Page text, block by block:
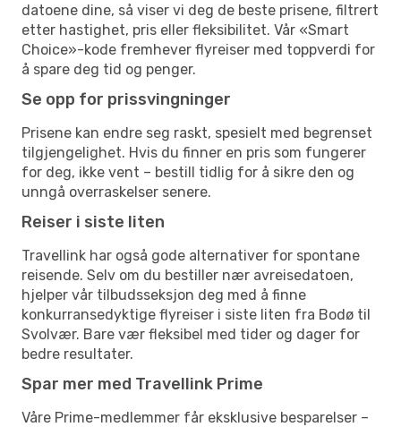
datoene dine, så viser vi deg de beste prisene, filtrert
etter hastighet, pris eller fleksibilitet. Vår «Smart
Choice»-kode fremhever flyreiser med toppverdi for
å spare deg tid og penger.
Se opp for prissvingninger
Prisene kan endre seg raskt, spesielt med begrenset
tilgjengelighet. Hvis du finner en pris som fungerer
for deg, ikke vent – bestill tidlig for å sikre den og
unngå overraskelser senere.
Reiser i siste liten
Travellink har også gode alternativer for spontane
reisende. Selv om du bestiller nær avreisedatoen,
hjelper vår tilbudsseksjon deg med å finne
konkurransedyktige flyreiser i siste liten fra Bodø til
Svolvær. Bare vær fleksibel med tider og dager for
bedre resultater.
Spar mer med Travellink Prime
Våre Prime-medlemmer får eksklusive besparelser –